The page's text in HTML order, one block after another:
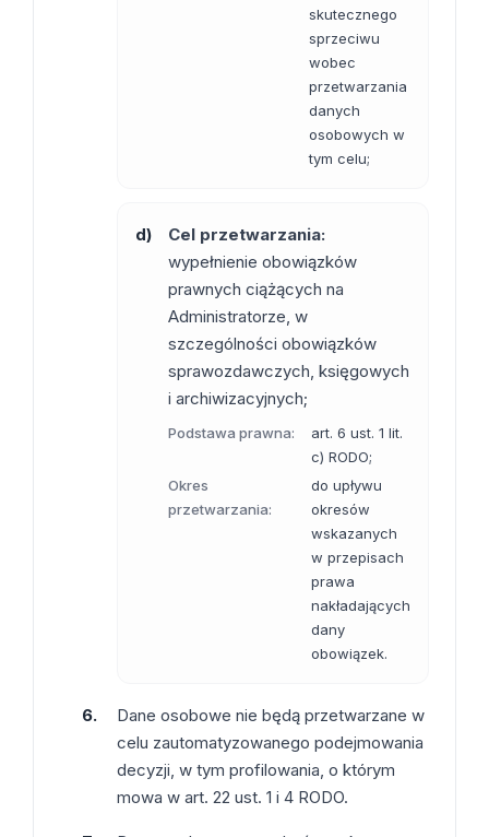
skutecznego
sprzeciwu
wobec
przetwarzania
danych
osobowych w
tym celu;
d)
Cel przetwarzania:
wypełnienie obowiązków
prawnych ciążących na
Administratorze, w
szczególności obowiązków
sprawozdawczych, księgowych
i archiwizacyjnych;
Podstawa prawna:
art. 6 ust. 1 lit.
c) RODO;
Okres
przetwarzania:
do upływu
okresów
wskazanych
w przepisach
prawa
nakładających
dany
obowiązek.
Dane osobowe nie będą przetwarzane w
celu zautomatyzowanego podejmowania
decyzji, w tym profilowania, o którym
mowa w art. 22 ust. 1 i 4 RODO.